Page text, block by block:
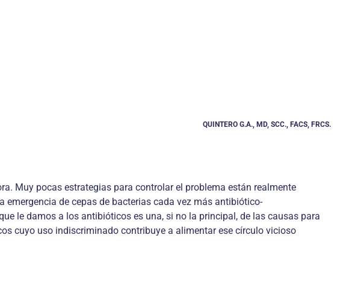
QUINTERO G.A., MD, SCC., FACS, FRCS.
Muy pocas estrategias para controlar el problema están realmente
de cepas de bacterias cada vez más antibiótico-
le damos a los antibióticos es una, si no la principal, de las causas para
cuyo uso indiscriminado contribuye a alimentar ese círculo vicioso